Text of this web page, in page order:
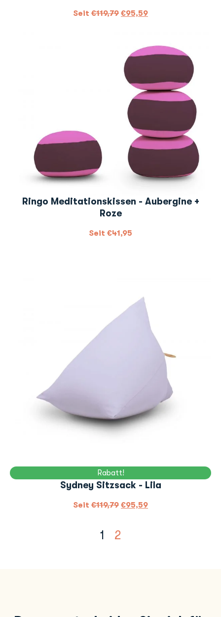
Seit €119,79 €95,59
Ringo Meditationskissen - Aubergine +
Roze
Seit €41,95
Rabatt!
Sydney Sitzsack - Lila
Seit €119,79 €95,59
1 2